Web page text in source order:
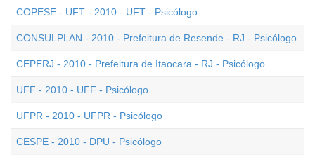
COPESE - UFT - 2010 - UFT - Psicólogo
CONSULPLAN - 2010 - Prefeitura de Resende - RJ - Psicólogo
CEPERJ - 2010 - Prefeitura de Itaocara - RJ - Psicólogo
UFF - 2010 - UFF - Psicólogo
UFPR - 2010 - UFPR - Psicólogo
CESPE - 2010 - DPU - Psicólogo